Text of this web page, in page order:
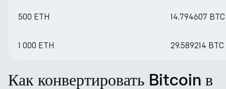
500 ETH 14.794607 BTC
1 000 ETH 29.589214 BTC
Как конвертировать Bitcoin в